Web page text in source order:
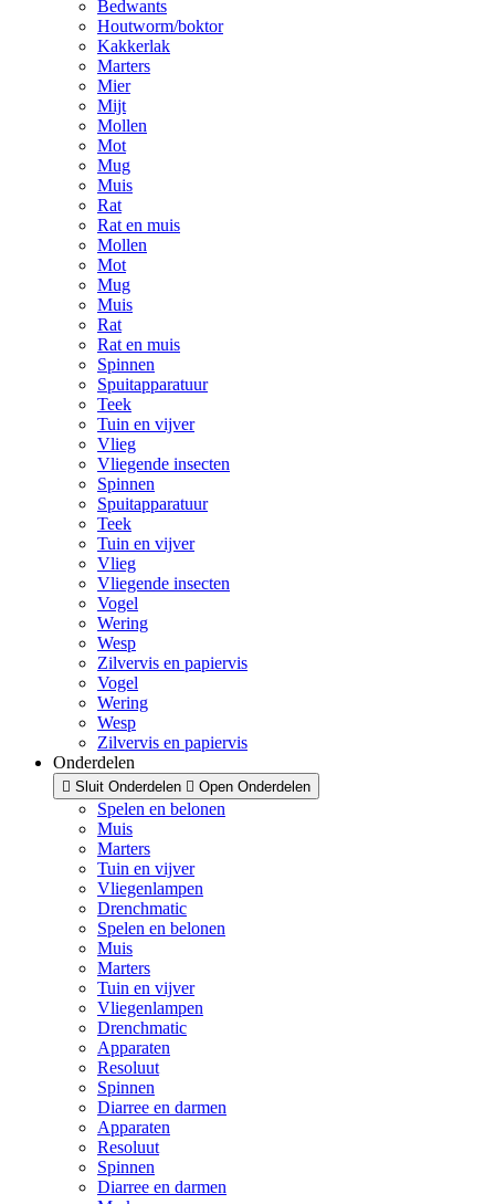
Bedwants
Houtworm/boktor
Kakkerlak
Marters
Mier
Mijt
Mollen
Mot
Mug
Muis
Rat
Rat en muis
Mollen
Mot
Mug
Muis
Rat
Rat en muis
Spinnen
Spuitapparatuur
Teek
Tuin en vijver
Vlieg
Vliegende insecten
Spinnen
Spuitapparatuur
Teek
Tuin en vijver
Vlieg
Vliegende insecten
Vogel
Wering
Wesp
Zilvervis en papiervis
Vogel
Wering
Wesp
Zilvervis en papiervis
Onderdelen
Sluit Onderdelen Open Onderdelen
Spelen en belonen
Muis
Marters
Tuin en vijver
Vliegenlampen
Drenchmatic
Spelen en belonen
Muis
Marters
Tuin en vijver
Vliegenlampen
Drenchmatic
Apparaten
Resoluut
Spinnen
Diarree en darmen
Apparaten
Resoluut
Spinnen
Diarree en darmen